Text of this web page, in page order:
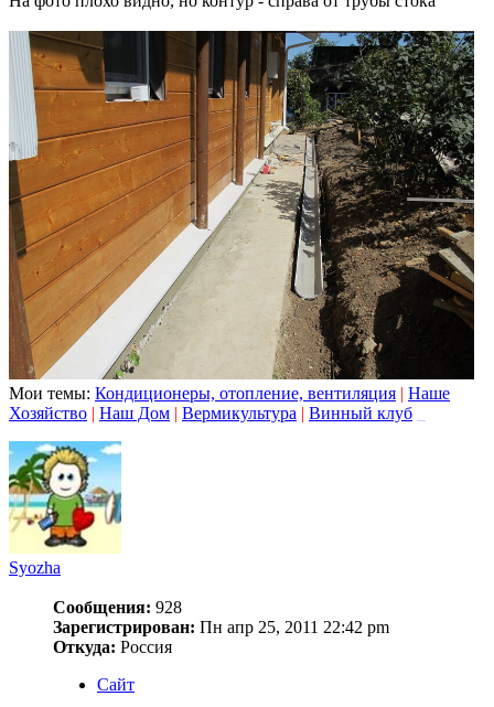
Мои темы: Кондиционеры, отопление, вентиляция | Наше
Хозяйство | Наш Дом | Вермикультура | Винный клуб
Syozha
Сообщения: 928
Зарегистрирован: Пн апр 25, 2011 22:42 pm
Откуда: Россия
Сайт